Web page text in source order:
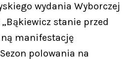
wydania Wyborczej
stanie przed
manifestację
polowania na